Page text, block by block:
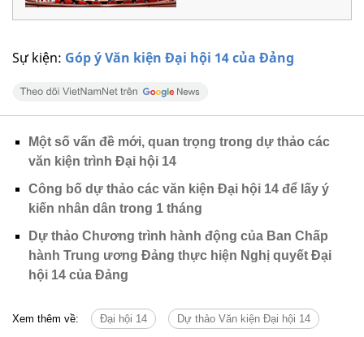
Sự kiện: Góp ý Văn kiện Đại hội 14 của Đảng
Một số vấn đề mới, quan trọng trong dự thảo các
văn kiện trình Đại hội 14
Công bố dự thảo các văn kiện Đại hội 14 để lấy ý
kiến nhân dân trong 1 tháng
Dự thảo Chương trình hành động của Ban Chấp
hành Trung ương Đảng thực hiện Nghị quyết Đại
hội 14 của Đảng
Xem thêm về: Đại hội 14 Dự thảo Văn kiện Đại hội 14